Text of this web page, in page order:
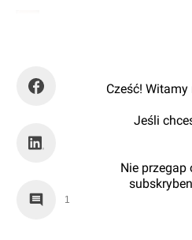
1
Cześć!
Jeśli
Nie